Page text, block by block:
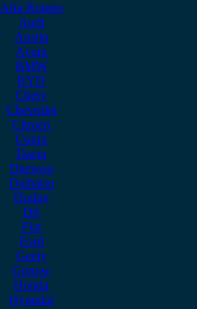
Alfa Romeo
Audi
Austin
Acura
BMW
BYD
Chery
Chevrolet
Citroen
Cupra
Dacia
Daewoo
Daihatsu
Dodge
DS
Fiat
Ford
Geely
Gonow
Honda
Hyundai